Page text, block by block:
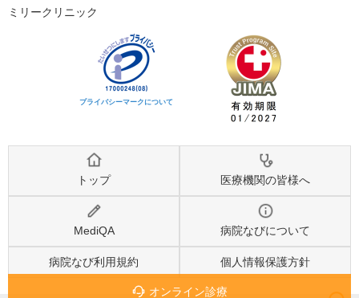
オンライン診療
ミリークリニック
プライバシーマークについて
トップ 医療機関の皆様へ
MediQA 病院なびについて
病院なび利用規約 個人情報保護方針